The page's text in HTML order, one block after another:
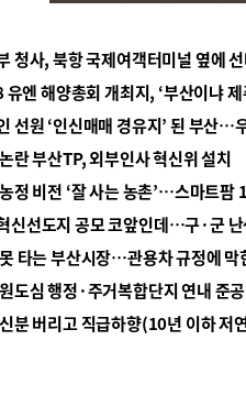
청사, 북항 국제여객터미널 옆에
엔 해양총회 개최지, ‘부산이냐 제
선원 ‘인신매매 경유지’ 된 부산…
란 부산TP, 외부인사 혁신위 설치
타는 부산시장…관용차 규정에 막
도심 행정·주거복합단지 연내 준